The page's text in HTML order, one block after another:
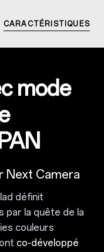
CARACTÉRISTIQUES
mode
Next Camera
définit
par la quête de la
couleurs
co‑développé